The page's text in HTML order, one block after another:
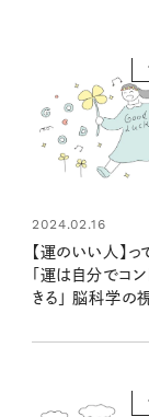
2024.02.16
【運のいい人】っ
「運は自分でコ
きる」 脳科学の